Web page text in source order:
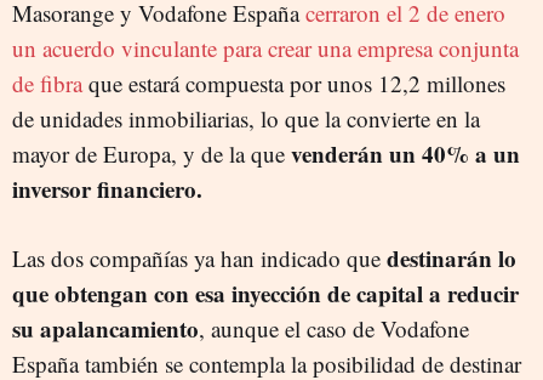
Masorange y Vodafone Españacerraron el 2 de enero
un acuerdo vinculante para crear una empresa conjunta
de fibraque estará compuesta por unos 12,2 millones
de unidades inmobiliarias, lo que la convierte en la
mayor de Europa, y de la que venderán un 40% a un
inversor financiero.
Las dos compañías ya han indicado que destinarán lo
que obtengan con esa inyección de capital a reducir
su apalancamiento, aunque el caso de Vodafone
España también se contempla la posibilidad de destinar